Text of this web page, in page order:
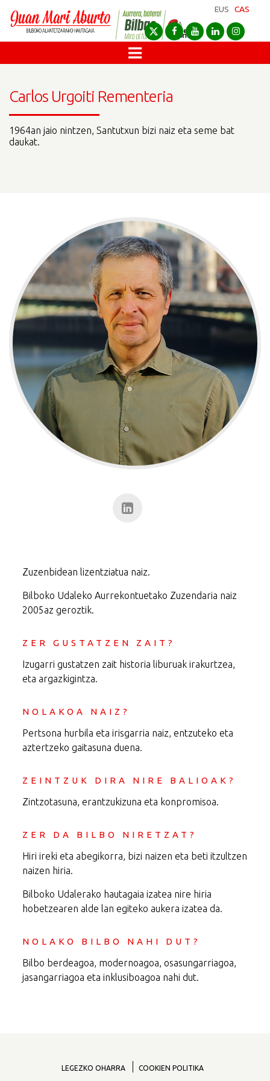
EUS CAS
Carlos Urgoiti Rementeria
1964an jaio nintzen, Santutxun bizi naiz eta seme bat
daukat.
Zuzenbidean lizentziatua naiz.
Bilboko Udaleko Aurrekontuetako Zuzendaria naiz
2005az geroztik.
ZER GUSTATZEN ZAIT?
Izugarri gustatzen zait historia liburuak irakurtzea,
eta argazkigintza.
NOLAKOA NAIZ?
Pertsona hurbila eta irisgarria naiz, entzuteko eta
aztertzeko gaitasuna duena.
ZEINTZUK DIRA NIRE BALIOAK?
Zintzotasuna, erantzukizuna eta konpromisoa.
ZER DA BILBO NIRETZAT?
Hiri ireki eta abegikorra, bizi naizen eta beti itzultzen
naizen hiria.
Bilboko Udalerako hautagaia izatea nire hiria
hobetzearen alde lan egiteko aukera izatea da.
NOLAKO BILBO NAHI DUT?
Bilbo berdeagoa, modernoagoa, osasungarriagoa,
jasangarriagoa eta inklusiboagoa nahi dut.
LEGEZKO OHARRA COOKIEN POLITIKA